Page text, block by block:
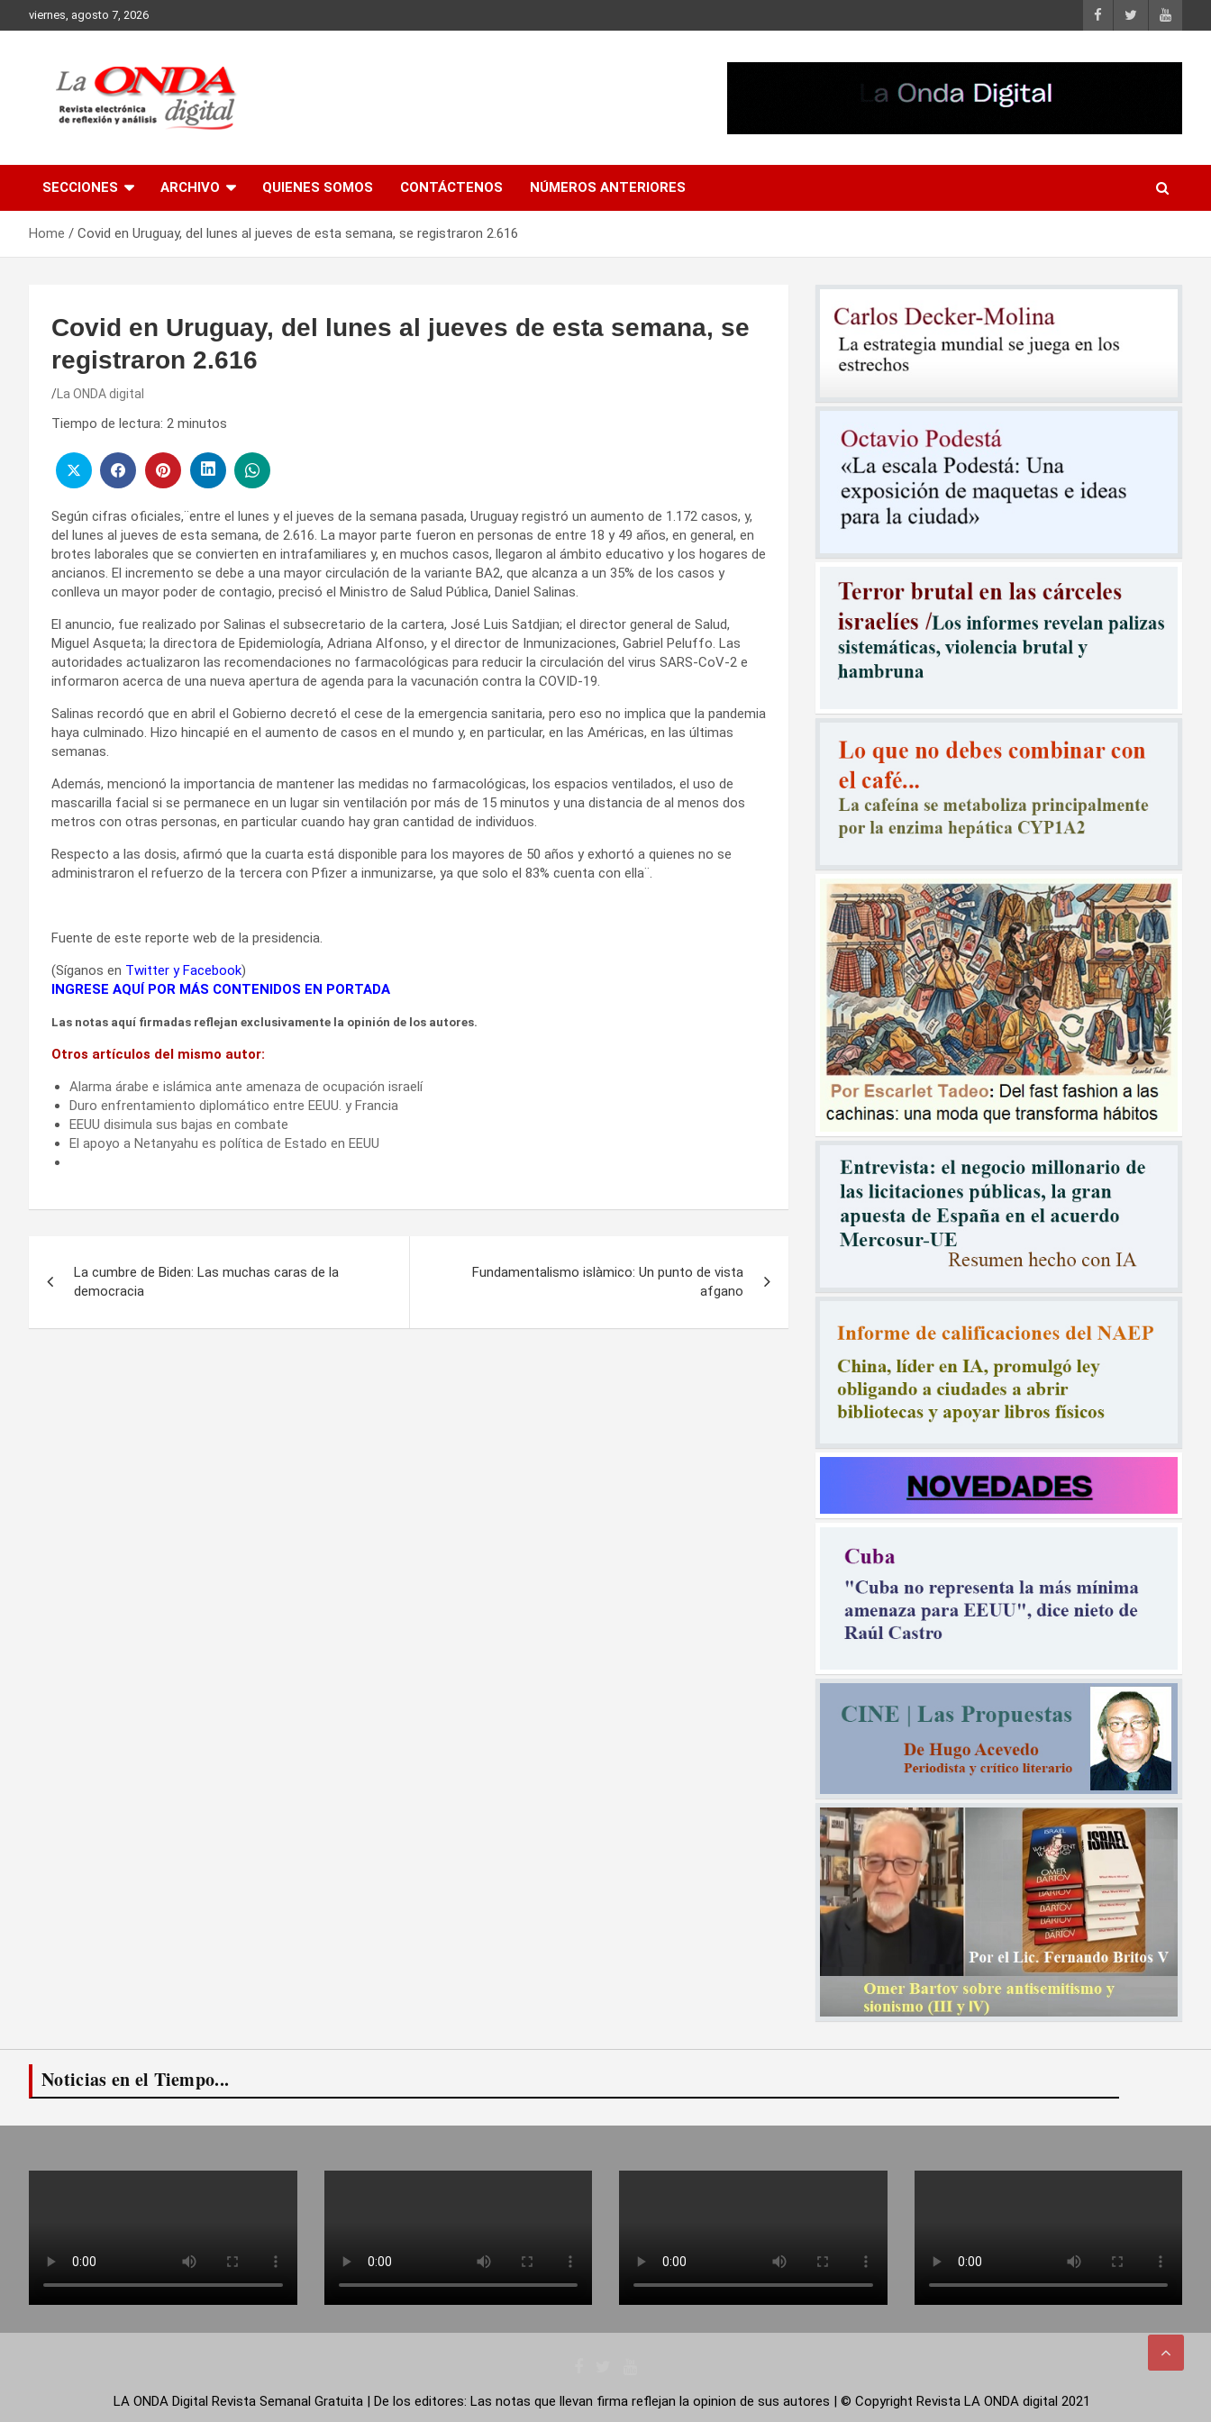
to
viernes, agosto 7, 2026
SECCIONES ARCHIVO QUIENES SOMOS CONTÁCTENOS NÚMEROS ANTERIORES
Home Covid en Uruguay, del lunes al jueves de esta semana, se registraron 2.616
Covid en Uruguay, del lunes al jueves de esta semana, se
registraron 2.616
La ONDA digital
Tiempo de lectura: 2 minutos
Según cifras oficiales,¨entre el lunes y el jueves de la semana pasada, Uruguay registró un aumento de 1.172 casos, y,
del lunes al jueves de esta semana, de 2.616. La mayor parte fueron en personas de entre 18 y 49 años, en general, en
brotes laborales que se convierten en intrafamiliares y, en muchos casos, llegaron al ámbito educativo y los hogares de
ancianos. El incremento se debe a una mayor circulación de la variante BA2, que alcanza a un 35% de los casos y
conlleva un mayor poder de contagio, precisó el Ministro de Salud Pública, Daniel Salinas.
El anuncio, fue realizado por Salinas el subsecretario de la cartera, José Luis Satdjian; el director general de Salud,
Miguel Asqueta; la directora de Epidemiología, Adriana Alfonso, y el director de Inmunizaciones, Gabriel Peluffo. Las
autoridades actualizaron las recomendaciones no farmacológicas para reducir la circulación del virus SARS-CoV-2 e
informaron acerca de una nueva apertura de agenda para la vacunación contra la COVID-19.
Salinas recordó que en abril el Gobierno decretó el cese de la emergencia sanitaria, pero eso no implica que la pandemia
haya culminado. Hizo hincapié en el aumento de casos en el mundo y, en particular, en las Américas, en las últimas
semanas.
Además, mencionó la importancia de mantener las medidas no farmacológicas, los espacios ventilados, el uso de
mascarilla facial si se permanece en un lugar sin ventilación por más de 15 minutos y una distancia de al menos dos
metros con otras personas, en particular cuando hay gran cantidad de individuos.
Respecto a las dosis, afirmó que la cuarta está disponible para los mayores de 50 años y exhortó a quienes no se
administraron el refuerzo de la tercera con Pfizer a inmunizarse, ya que solo el 83% cuenta con ella¨.
Fuente de este reporte web de la presidencia.
(Síganos en Twitter yFacebook)
INGRESE AQUÍ POR MÁS CONTENIDOS EN PORTADA
Las notas aquí firmadas reflejan exclusivamente la opinión de los autores.
Otros artículos del mismo autor:
Alarma árabe e islámica ante amenaza de ocupación israelí
Duro enfrentamiento diplomático entre EEUU. y Francia
EEUU disimula sus bajas en combate
El apoyo a Netanyahu es política de Estado en EEUU
de
entradas
La cumbre de Biden: Las muchas caras de la
democracia
Fundamentalismo islàmico: Un punto de vista
afgano
Noticias en el Tiempo...
LA ONDA Digital Revista Semanal Gratuita | De los editores: Las notas que llevan firma reflejan la opinion de sus autores | © Copyright Revista LA ONDA digital 2021